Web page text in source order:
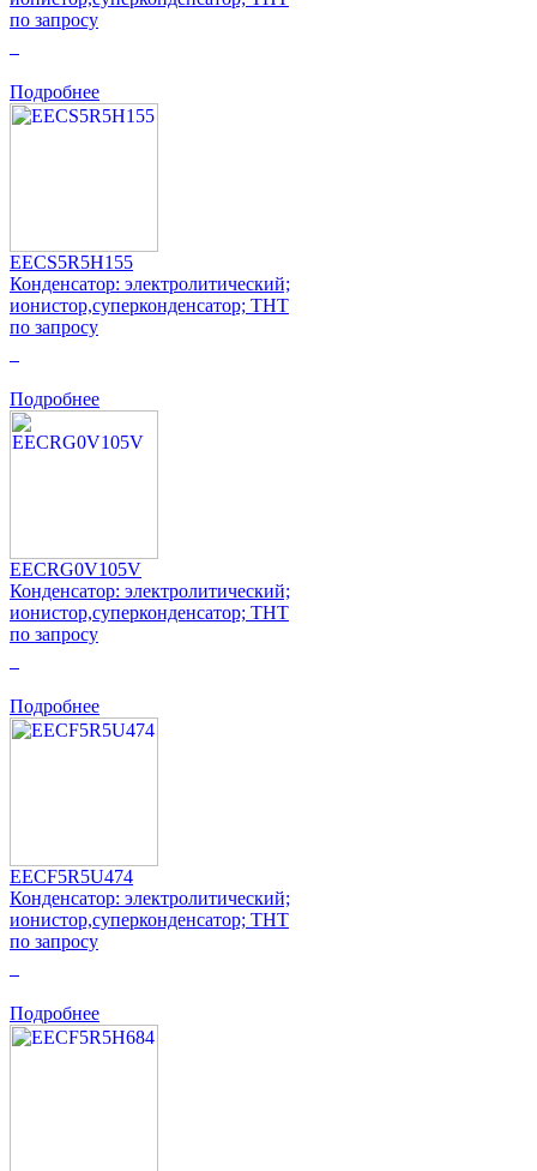
по запросу
Подробнее
EECS5R5H155
Конденсатор: электролитический;
ионистор,суперконденсатор; THT
по запросу
Подробнее
EECRG0V105V
Конденсатор: электролитический;
ионистор,суперконденсатор; THT
по запросу
Подробнее
EECF5R5U474
Конденсатор: электролитический;
ионистор,суперконденсатор; THT
по запросу
Подробнее